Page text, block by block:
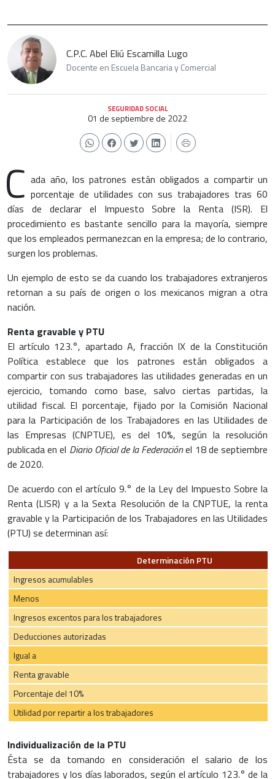
C.P.C. Abel Eliú Escamilla Lugo
Docente en Escuela Bancaria y Comercial
SEGURIDAD SOCIAL
01 de septiembre de 2022
C ada año, los patrones están obligados a compartir un
porcentaje de utilidades con sus trabajadores tras 60
días de declarar el Impuesto Sobre la Renta (ISR). El
procedimiento es bastante sencillo para la mayoría, siempre
que los empleados permanezcan en la empresa; de lo contrario,
surgen los problemas.
Un ejemplo de esto se da cuando los trabajadores extranjeros
retornan a su país de origen o los mexicanos migran a otra
nación.
Renta gravable y PTU
El artículo 123.°, apartado A, fracción IX de la Constitución
Política establece que los patrones están obligados a
compartir con sus trabajadores las utilidades generadas en un
ejercicio, tomando como base, salvo ciertas partidas, la
utilidad fiscal. El porcentaje, fijado por la Comisión Nacional
para la Participación de los Trabajadores en las Utilidades de
las Empresas (CNPTUE), es del 10%, según la resolución
publicada en el Diario Oficial de la Federaciónel 18 de septiembre
de 2020.
De acuerdo con el artículo 9.° de la Ley del Impuesto Sobre la
Renta (LISR) y a la Sexta Resolución de la CNPTUE, la renta
gravable y la Participación de los Trabajadores en las Utilidades
(PTU) se determinan así:
Determinación PTU
Ingresos acumulables
Menos
Ingresos excentos para los trabajadores
Deducciones autorizadas
Igual a
Renta gravable
Porcentaje del 10%
Utilidad por repartir a los trabajadores
Individualización de la PTU
Ésta se da tomando en consideración el salario de los
trabajadores y los días laborados, según el artículo 123.° de la